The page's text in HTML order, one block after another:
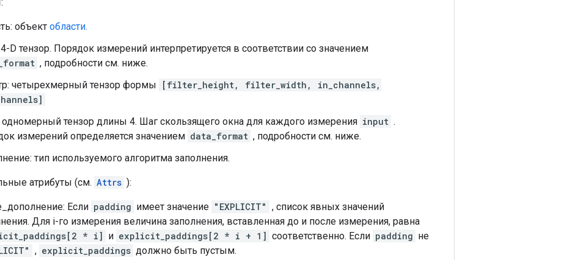
объект области.
D тензор. Порядок измерений интерпретируется в соответствии со значением
, подробности см. ниже.
четырехмерный тензор формы
[filter_height, filter_width, in_channels,
одномерный тензор длины 4. Шаг скользящего окна для каждого измерения input .
измерений определяется значением data_format , подробности см. ниже.
тип используемого алгоритма заполнения.
атрибуты (см. Attrs ):
Если padding имеет значение "EXPLICIT" , список явных значений
Для i-го измерения величина заполнения, вставленная до и после измерения, равна
* i] и explicit_paddings[2 * i + 1] соответственно. Если padding не
, explicit_paddings должно быть пустым.